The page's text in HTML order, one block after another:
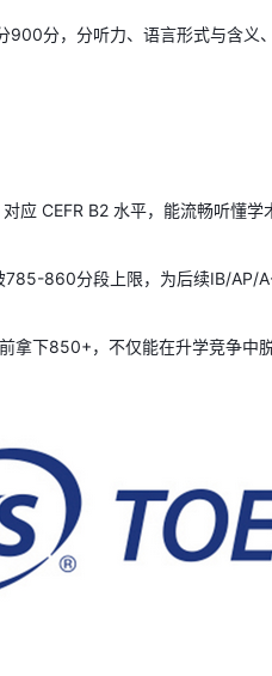
900分，分听力、语言形式与含
对应 CEFR B2 水平，能流畅听懂学
785-860分段上限，为后续IB/AP/
拿下850+，不仅能在升学竞争中